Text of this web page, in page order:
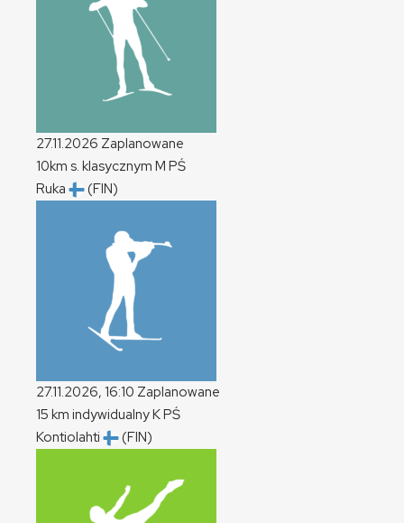
27.11.2026 Zaplanowane
10km s. klasycznym M PŚ
Ruka
(FIN)
27.11.2026, 16:10 Zaplanowane
15 km indywidualnyKPŚ
Kontiolahti
(FIN)